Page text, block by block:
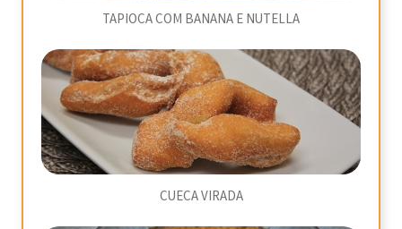
TAPIOCA COM BANANA E NUTELLA
CUECA VIRADA